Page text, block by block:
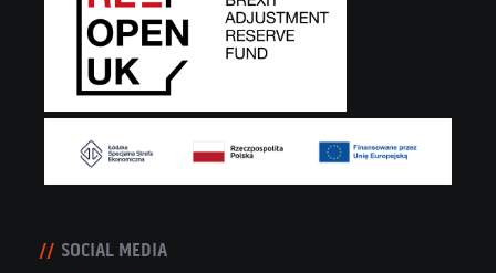
SOCIAL MEDIA